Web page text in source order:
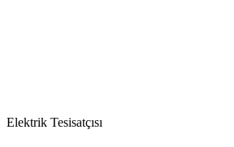
Elektrik Tesisatçısı